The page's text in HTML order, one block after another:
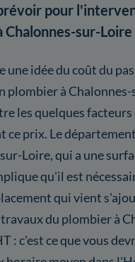
pour
Chalonnes-sur-Loire
une idée du coût du
plombier à
les quelques facteurs
ce prix. Le
Loire, qui a une
qu'il est
qui vient
du plombier à
: c'est ce que vous